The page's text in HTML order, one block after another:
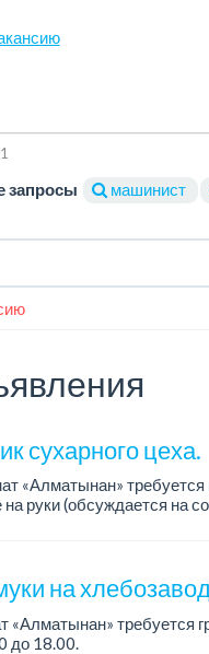
запросы
машинист
сухарного цеха.
«Алматынан» требуется
руки (обсуждается на
на
требуется
до 18.00.